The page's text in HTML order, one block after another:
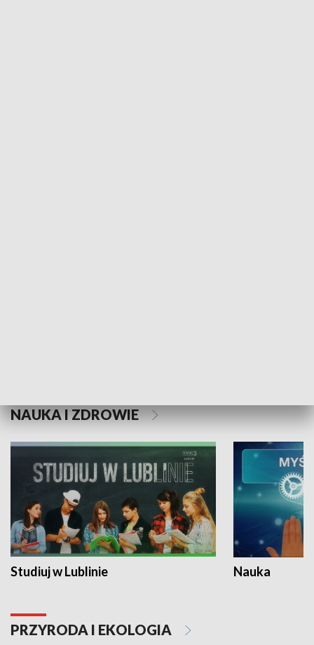
NAUKA I ZDROWIE
Studiuj w Lublinie Nauka
PRZYRODA I EKOLOGIA